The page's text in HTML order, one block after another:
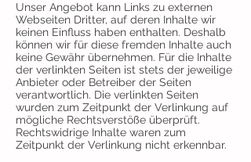
Unser Angebot kann Links zu externen
Webseiten Dritter, auf deren Inhalte wir
keinen Einfluss haben enthalten. Deshalb
können wir für diese fremden Inhalte auch
keine Gewähr übernehmen. Für die Inhalte
der verlinkten Seiten ist stets der jeweilige
Anbieter oder Betreiber der Seiten
verantwortlich. Die verlinkten Seiten
wurden zum Zeitpunkt der Verlinkung auf
mögliche Rechtsverstöße überprüft.
Rechtswidrige Inhalte waren zum
Zeitpunkt der Verlinkung nicht erkennbar.